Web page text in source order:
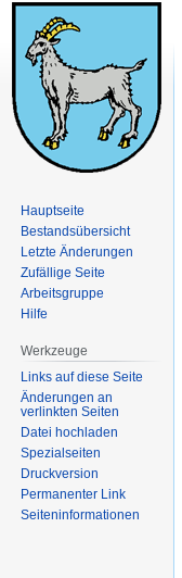
Hauptseite
Bestandsübersicht
Letzte Änderungen
Zufällige Seite
Arbeitsgruppe
Hilfe
Werkzeuge
Links auf diese Seite
Änderungen an
verlinkten Seiten
Datei hochladen
Spezialseiten
Druckversion
Permanenter Link
Seiten­informationen